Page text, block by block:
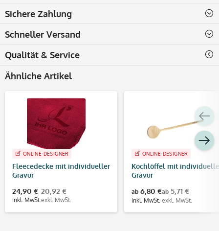
Sichere Zahlung
Schneller Versand
Qualität & Service
Ähnliche Artikel
ONLINE-DESIGNER
Fleecedecke mit individueller
Gravur
24,90 €
inkl. MwSt.
20,92 €
exkl. MwSt.
ONLINE-DESIGNER
Kochlöffel mit
Gravur
ab 6,80 €
inkl. MwSt.
ab 5,71 €
exkl. MwSt.